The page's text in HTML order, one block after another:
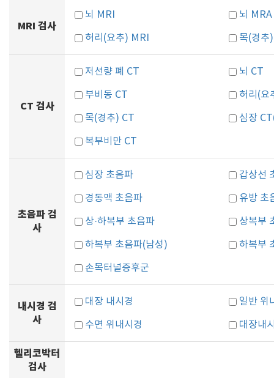
MRI 검사
뇌 MRI 뇌 MRA
허리(요추) MRI 목(경추
CT 검사
저선량 폐 CT 뇌 CT
부비동 CT 허리(요
목(경추) CT 심장
복부비만 CT
초음파 검
사
심장 초음파 갑상선
경동맥 초음파 유방 초
상·하복부 초음파 상복부
하복부 초음파(남성) 하복부
손목터널증후군
내시경 검
사
대장 내시경 일반 위
수면 위내시경 대장내
헬리코박터
검사